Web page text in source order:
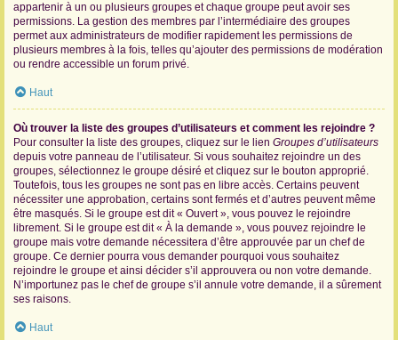
appartenir à un ou plusieurs groupes et chaque groupe peut avoir ses
permissions. La gestion des membres par l’intermédiaire des groupes
permet aux administrateurs de modifier rapidement les permissions de
plusieurs membres à la fois, telles qu’ajouter des permissions de modération
ou rendre accessible un forum privé.
Haut
Où trouver la liste des groupes d’utilisateurs et comment les rejoindre ?
Pour consulter la liste des groupes, cliquez sur le lien Groupes d’utilisateurs
depuis votre panneau de l’utilisateur. Si vous souhaitez rejoindre un des
groupes, sélectionnez le groupe désiré et cliquez sur le bouton approprié.
Toutefois, tous les groupes ne sont pas en libre accès. Certains peuvent
nécessiter une approbation, certains sont fermés et d’autres peuvent même
être masqués. Si le groupe est dit « Ouvert », vous pouvez le rejoindre
librement. Si le groupe est dit « À la demande », vous pouvez rejoindre le
groupe mais votre demande nécessitera d’être approuvée par un chef de
groupe. Ce dernier pourra vous demander pourquoi vous souhaitez
rejoindre le groupe et ainsi décider s’il approuvera ou non votre demande.
N’importunez pas le chef de groupe s’il annule votre demande, il a sûrement
ses raisons.
Haut